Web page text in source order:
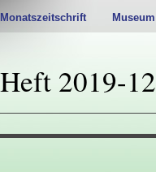
Monatszeitschrift Museum
2019-12